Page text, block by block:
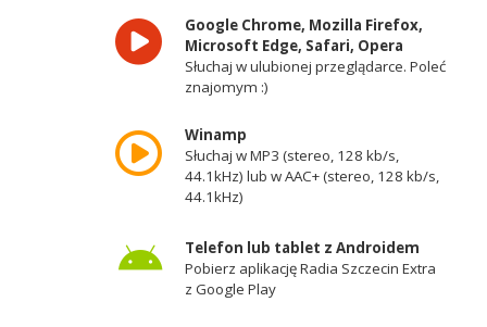
Google Chrome, Mozilla Firefox,
Microsoft Edge, Safari, Opera
Słuchaj w ulubionej przeglądarce. Poleć
znajomym :)
Winamp
Słuchaj w MP3 (stereo, 128 kb/s,
44.1kHz) lub w AAC+ (stereo, 128 kb/s,
44.1kHz)
Telefon lub tablet z Androidem
Pobierz aplikację Radia Szczecin Extra
z Google Play